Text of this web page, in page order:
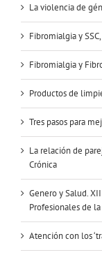
La violencia de
Fibromialgia y
Fibromialgia y
Productos de
Tres pasos para
La relación de
Crónica
Genero y Salud.
Profesionales de
Atención con los